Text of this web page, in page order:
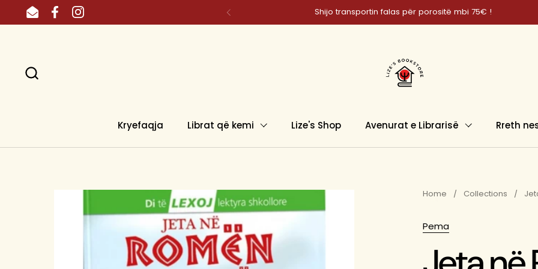
Skip to content
EmailFacebookInstagram Shijo transportin falas për porositë mbi 75€ !
Kryefaqja Librat që kemi Lize's Shop Avenurat e Librarisë Rreth
Home / Collections /
Pema